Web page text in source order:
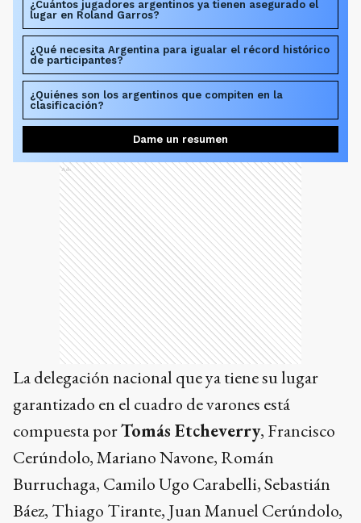
¿Cuántos jugadores argentinos ya tienen asegurado el
lugar en Roland Garros?
¿Qué necesita Argentina para igualar el récord histórico
de participantes?
¿Quiénes son los argentinos que compiten en la
clasificación?
Dame un resumen
Ads
La delegación nacional que ya tiene su lugar
garantizado en el cuadro de varones está
compuesta porTomás Etcheverry, Francisco
Cerúndolo, Mariano Navone, Román
Burruchaga, Camilo Ugo Carabelli, Sebastián
Báez, Thiago Tirante, Juan Manuel Cerúndolo,